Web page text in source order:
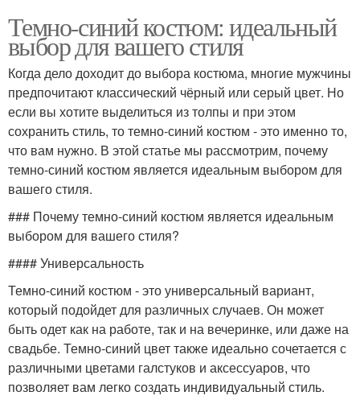
Темно-синий костюм: идеальный
выбор для вашего стиля
Когда дело доходит до выбора костюма, многие мужчины
предпочитают классический чёрный или серый цвет. Но
если вы хотите выделиться из толпы и при этом
сохранить стиль, то темно-синий костюм - это именно то,
что вам нужно. В этой статье мы рассмотрим, почему
темно-синий костюм является идеальным выбором для
вашего стиля.
### Почему темно-синий костюм является идеальным
выбором для вашего стиля?
#### Универсальность
Темно-синий костюм - это универсальный вариант,
который подойдет для различных случаев. Он может
быть одет как на работе, так и на вечеринке, или даже на
свадьбе. Темно-синий цвет также идеально сочетается с
различными цветами галстуков и аксессуаров, что
позволяет вам легко создать индивидуальный стиль.